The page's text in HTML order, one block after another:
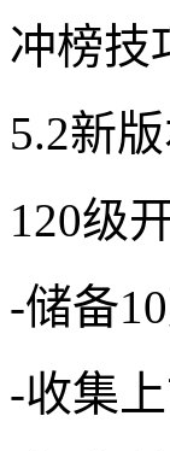
冲榜技
5.2新
120级
-储备
-收集